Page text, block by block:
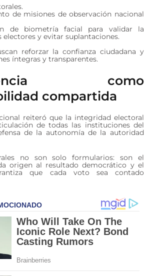
de misiones de observación nacional
de biometría facial para validar la
electores y evitar suplantaciones.
reforzar la confianza ciudadana y
íntegras y transparentes.
como
compartida
reiteró que la integridad electoral
de todas las instituciones del
de la autonomía de la autoridad
no son solo formularios: son el
origen al resultado democrático y el
que cada voto sea contado